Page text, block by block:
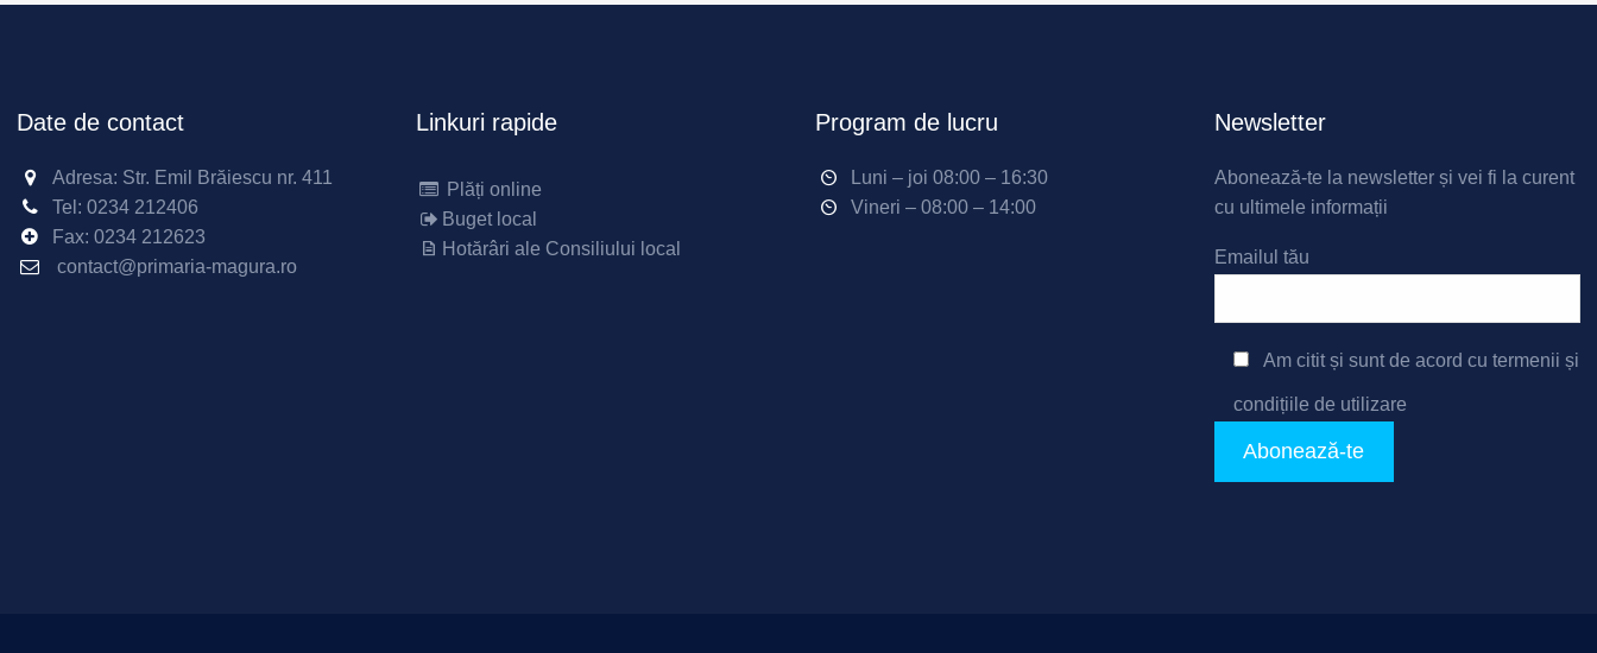
Date de contact
Adresa: Str. Emil Brăiescu nr. 411
Tel: 0234 212406
Fax: 0234 212623
contact@primaria-magura.ro
Linkuri rapide
Plăți online
Buget local
Hotărâri ale Consiliului local
Program de lucru
Luni – joi 08:00 – 16:30
Vineri – 08:00 – 14:00
Newsletter
Abonează-te la newsletter și vei fi la curent
cu ultimele informații
Emailul tău
Am citit și sunt de acord cu termenii și
condițiile de utilizare